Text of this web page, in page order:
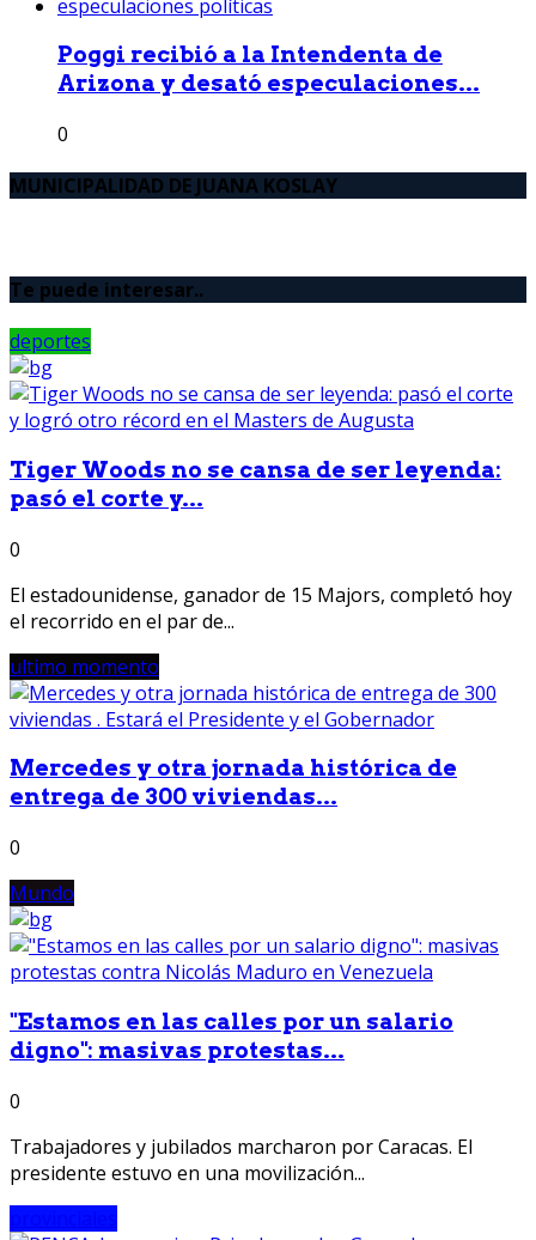
Poggi recibió a la Intendenta de
Arizona y desató especulaciones...
0
MUNICIPALIDAD DE JUANA KOSLAY
Te puede interesar..
deportes
Tiger Woods no se cansa de ser leyenda:
pasó el corte y...
0
El estadounidense, ganador de 15 Majors, completó hoy
el recorrido en el par de...
ultimo momento
Mercedes y otra jornada histórica de
entrega de 300 viviendas...
0
Mundo
"Estamos en las calles por un salario
digno": masivas protestas...
0
Trabajadores y jubilados marcharon por Caracas. El
presidente estuvo en una movilización...